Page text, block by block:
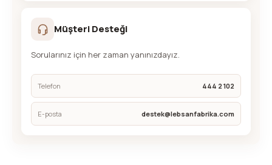
Müşteri Desteği
Sorularınız için her zaman yanınızdayız.
Telefon 444 2 102
E-posta destek@lebsanfabrika.com